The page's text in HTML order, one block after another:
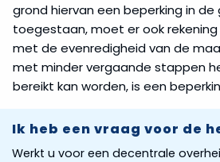
grond hiervan een beperking in de
toegestaan, moet er ook
met de evenredigheid van de
met minder vergaande stappen
bereikt kan worden, is een
Ik heb een vraag voor de
Werkt u voor een decentrale